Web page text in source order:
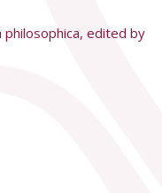
philosophica, edited by